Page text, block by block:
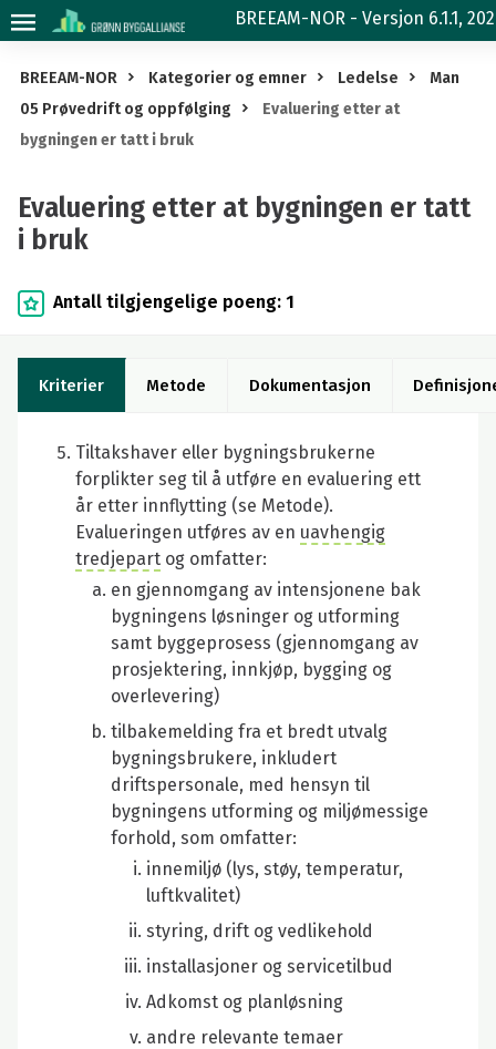
Evaluering
etter
at
bygningen
er
bruk
BREEAM-NOR - Versjon 6.1.1,
BREEAM-NOR Kategorier og emner Ledelse
Man
05 Prøvedrift og oppfølging
Evaluering etter at
bygningen er tatt i bruk
Evaluering etter at bygningen er tatt
i bruk
Antall tilgjengelige poeng: 1
Kriterier Metode Dokumentasjon
Tiltakshaver eller bygningsbrukerne
forplikter seg til å utføre en evaluering ett
år etter innflytting (se Metode).
Evalueringen utføres av en uavhengig
tredjepart og omfatter:
en gjennomgang av intensjonene bak
bygningens løsninger og utforming
samt byggeprosess (gjennomgang av
prosjektering, innkjøp, bygging og
overlevering)
tilbakemelding fra et bredt utvalg
bygningsbrukere, inkludert
driftspersonale, med hensyn til
bygningens utforming og miljømessige
forhold, som omfatter:
innemiljø (lys, støy, temperatur,
luftkvalitet)
styring, drift og vedlikehold
installasjoner og servicetilbud
Adkomst og planløsning
andre relevante temaer